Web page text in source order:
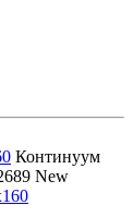
Континуум
New